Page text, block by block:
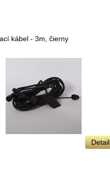
kábel - 3m, čierny
Detail